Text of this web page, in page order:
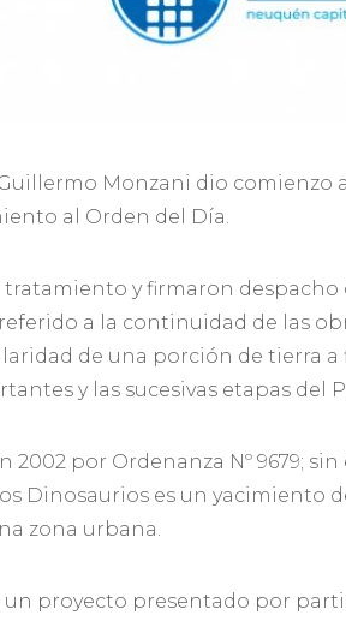
Monzani dio comienzo
al Orden del Día.
y firmaron
a la continuidad de las
de una porción de tierra a
y las sucesivas etapas del
por Ordenanza Nº 9679;
Dinosaurios es un yacimiento
zona urbana.
proyecto presentado por